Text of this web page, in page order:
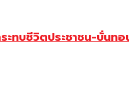
ะทบชีวิตประชาชน-บั่นท